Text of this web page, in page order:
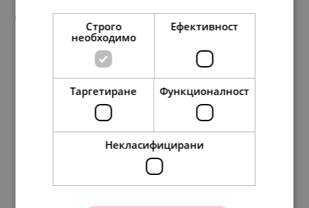
72 лв. 213.19 лв. 109.00 €
39.00 € 68.45 лв. 35.00 €
91.00 € 177.98 лв. 91.00 €
119.00 € 217.10 лв. 111.00 €
60.00 € 197.54 лв. 101.00 €
Още предложения
Строго
необходимо
Ефективност
Таргетиране Функционалност
Некласифицирани